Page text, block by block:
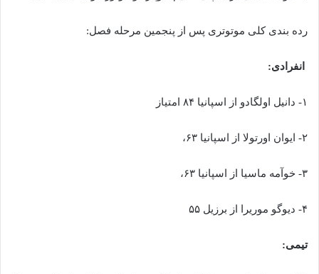
رده بندی کلی موتوتری پس از پنجمین مرحله فصل:
انفرادی:
۱- دانیل اولگادو از اسپانیا ۸۴ امتیاز
۲- ایوان اورتولا از اسپانیا ۶۳،
۳- خوآمه ماسیا از اسپانیا ۶۳،
۴- دیوگو موریرا از برزیل ۵۵
تیمی: